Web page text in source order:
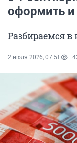
оформить и
Разбираемся в
2 июля 2026, 07:51